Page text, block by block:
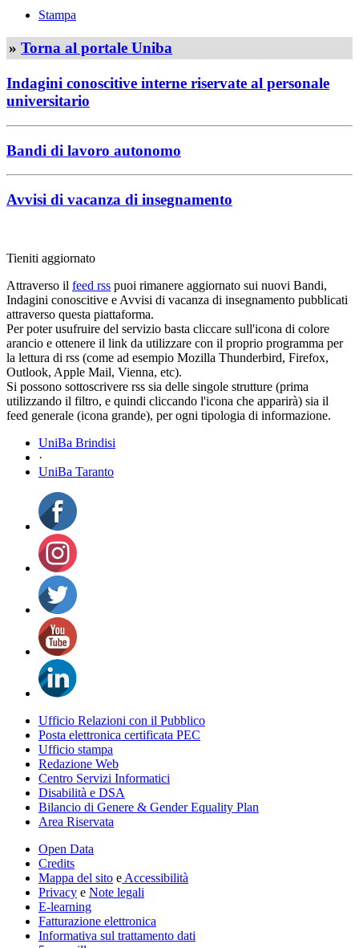
Stampa
» Torna al portale Uniba
Indagini conoscitive interne riservate al personale
universitario
Bandi di lavoro autonomo
Avvisi di vacanza di insegnamento
Tieniti aggiornato
Attraverso il feed rss puoi rimanere aggiornato sui nuovi Bandi,
Indagini conoscitive e Avvisi di vacanza di insegnamento pubblicati
attraverso questa piattaforma.
Per poter usufruire del servizio basta cliccare sull'icona di colore
arancio e ottenere il link da utilizzare con il proprio programma per
la lettura di rss (come ad esempio Mozilla Thunderbird, Firefox,
Outlook, Apple Mail, Vienna, etc).
Si possono sottoscrivere rss sia delle singole strutture (prima
utilizzando il filtro, e quindi cliccando l'icona che apparirà) sia il
feed generale (icona grande), per ogni tipologia di informazione.
UniBa Brindisi
·
UniBa Taranto
Ufficio Relazioni con il Pubblico
Posta elettronica certificata PEC
Ufficio stampa
Redazione Web
Centro Servizi Informatici
Disabilità e DSA
Bilancio di Genere & Gender Equality Plan
Area Riservata
Open Data
Credits
Mappa del sito e Accessibilità
Privacy e Note legali
E-learning
Fatturazione elettronica
Informativa sul trattamento dati